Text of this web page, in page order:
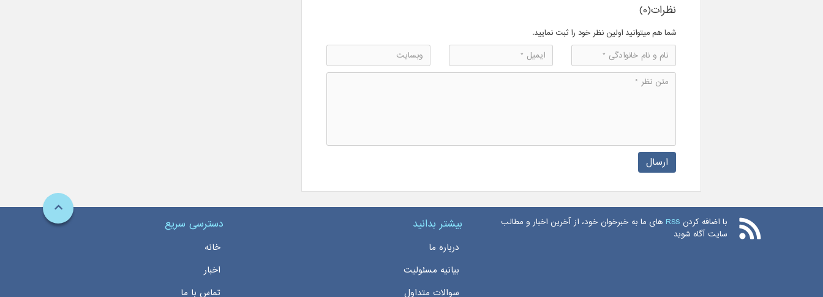
نظرات(0)
شما هم میتوانید اولین نظر خود را ثبت نمایید.
ارسال
با اضافه کردن RSS های ما به خبرخوان خود، از آخرین اخبار و مطالب
سایت آگاه شوید
بیشتر بدانید
درباره ما
بیانیه مسئولیت
سوالات متداول
دسترسی سریع
خانه
اخبار
تماس با ما